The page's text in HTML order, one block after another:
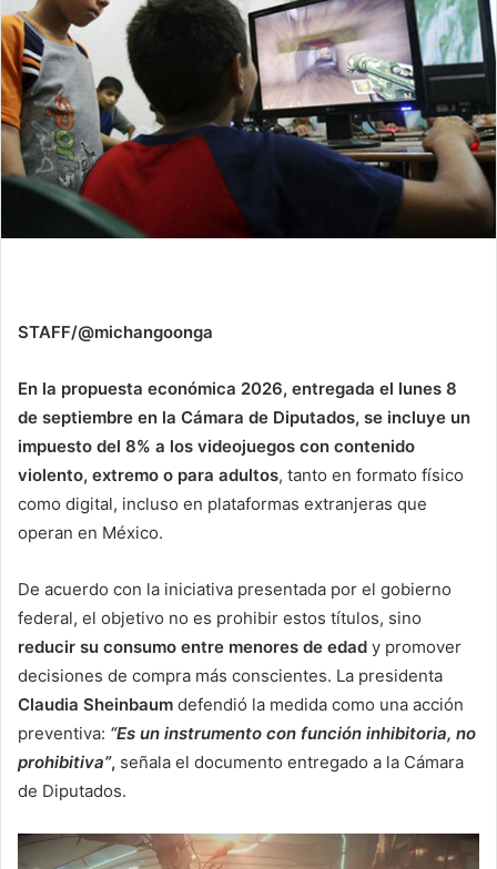
STAFF/@michangoonga
En la propuesta económica 2026, entregada el lunes 8
de septiembre en la Cámara de Diputados, se incluye un
impuesto del 8% a los videojuegos con contenido
violento, extremo o para adultos, tanto en formato físico
como digital, incluso en plataformas extranjeras que
operan en México.
De acuerdo con la iniciativa presentada por el gobierno
federal, el objetivo no es prohibir estos títulos, sino
reducir su consumo entre menores de edad y promover
decisiones de compra más conscientes. La presidenta
Claudia Sheinbaum defendió la medida como una acción
preventiva: “Es un instrumento con función inhibitoria, no
prohibitiva”, señala el documento entregado a la Cámara
de Diputados.